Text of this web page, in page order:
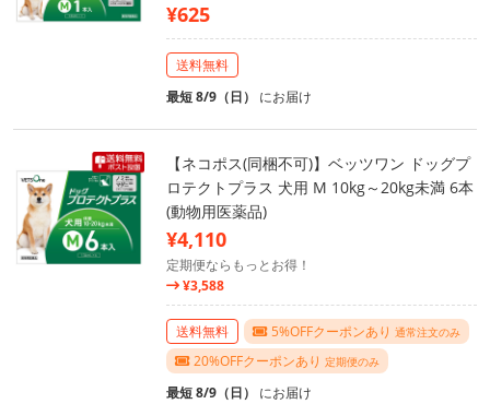
¥625
送料無料
最短 8/9（日） にお届け
【ネコポス(同梱不可)】ベッツワン ドッグプ
ロテクトプラス 犬用 M 10kg～20kg未満 6本
(動物用医薬品)
¥4,110
定期便ならもっとお得！
¥3,588
送料無料 5%OFFクーポンあり 通常注文のみ
20%OFFクーポンあり 定期便のみ
最短 8/9（日） にお届け